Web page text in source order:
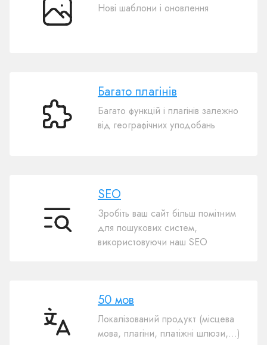
200
Нові шаблони і оновлення
Багато
Багато плагінів
Багато функцій і плагінів залежно
від географічних уподобань
SEO
SEO
Зробіть ваш сайт більш помітним
для пошукових систем,
використовуючи наш SEO
50
50 мов
Локалізований продукт (місцева
мова, плагіни, платіжні шлюзи,…)